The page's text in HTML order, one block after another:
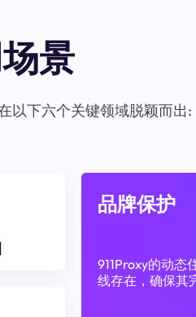
景
以下六个关键领域脱颖而出:
品牌保护
911Proxy的动态
线存在，确保其